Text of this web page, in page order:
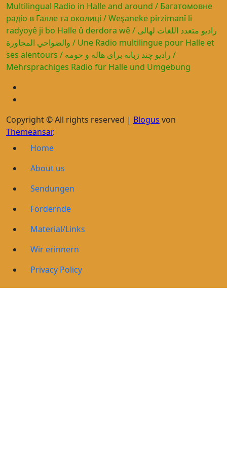
Multilingual Radio in Halle and around / Багатомовне
радіо в Галле та околиці / Weşaneke pirzimanî li
radyoyê ji bo Halle û derdora wê / راديو متعدد اللغات لهالى
والضواحي المجاورة / Une Radio multilingue pour Halle et
ses alentours / رادیو چند زبانه برای هاله و حومه /
Mehrsprachiges Radio für Halle und Umgebung
Copyright © All rights reserved | Blogus von
Themeansar.
Home
About us
Sendungen
Fördernde
Material/Links
Wir erinnern
Privacy Policy